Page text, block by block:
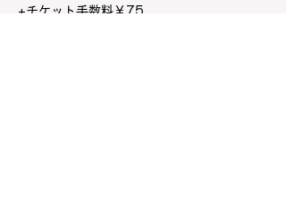
+チケット手数料￥75